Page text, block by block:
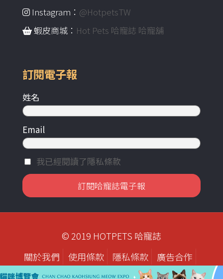
Instagram： @HotpetsTW
蝦皮商城： Hot Pets 哈寵誌 哈寵舖
訂閱電子報
姓名
Email
我已經閱讀了隱私條款
© 2019 HOTPETS 哈寵誌
關於我們
使用條款 隱私條款
廣告合作
歷年刊物